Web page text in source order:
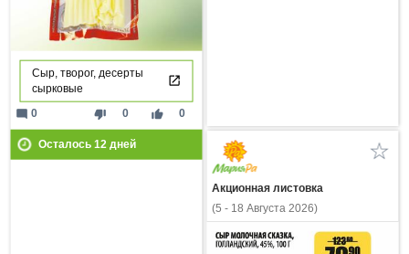
Сыр, творог, десерты
сырковые
thumb_down 0 thumb_up 0
mode_comment 0
Осталось 12дней
Акционная листовка
(5 - 18 Августа 2026)